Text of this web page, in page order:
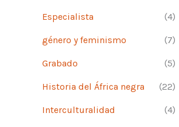
Especialista (4)
género y feminismo (7)
Grabado (5)
Historia del África negra (22)
Interculturalidad (4)